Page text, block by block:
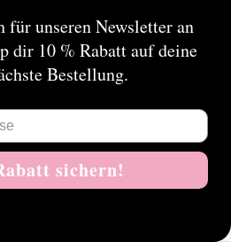
TOP
nur für interne Zwecke um
Ist das in Ordnung?
Nein
Informationen beachten Sie
Datenschutzerklärung. »
für unseren Newsletter an
dir 10 % Rabatt auf deine
Bestellung.
sichern!